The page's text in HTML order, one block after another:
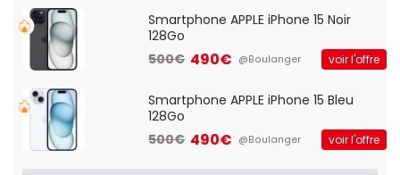
Smartphone APPLE iPhone 15 Noir
128Go
500€ 490€ @Boulanger voir l'offre
Smartphone APPLE iPhone 15 Bleu
128Go
500€ 490€ @Boulanger voir l'offre